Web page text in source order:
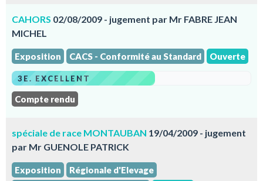
CAHORS 02/08/2009 - jugement par Mr FABRE JEAN
MICHEL
Exposition CACS - Conformité au Standard Ouverte
3E. EXCELLENT
Compte rendu
spéciale de race MONTAUBAN 19/04/2009 - jugement
par Mr GUENOLE PATRICK
Exposition
Régionale d'Elevage